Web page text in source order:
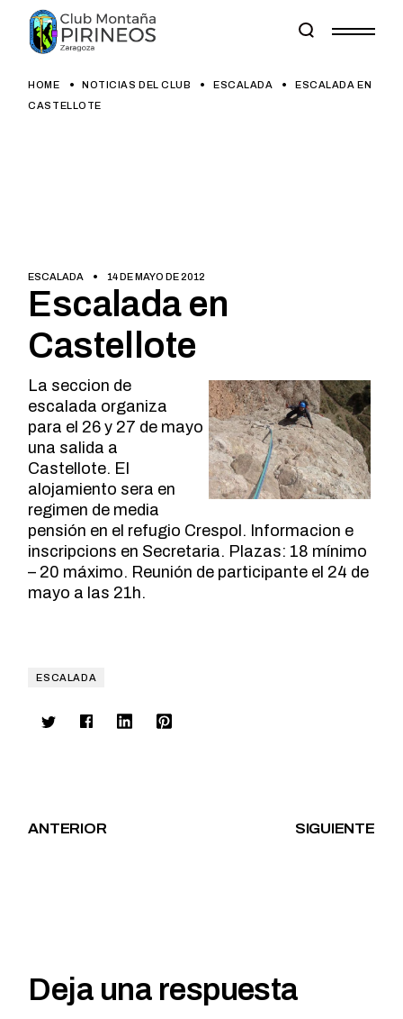
content
HOME NOTICIAS DEL CLUB ESCALADA
ESCALADA EN
CASTELLOTE
ESCALADA 14 DE MAYO DE 2012
Escalada en
Castellote
La seccion de
escalada organiza
para el 26 y 27 de mayo
una salida a
Castellote. El
alojamiento sera en
regimen de media
pensión en el refugio Crespol. Informacion e
inscripcions en Secretaria. Plazas: 18 mínimo
– 20 máximo. Reunión de participante el 24 de
mayo a las 21h.
ESCALADA
ANTERIOR SIGUIENTE
Deja una respuesta